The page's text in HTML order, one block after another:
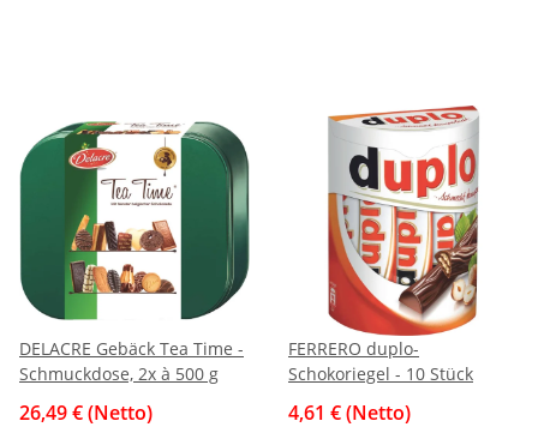
DELACRE Gebäck Tea Time -
Schmuckdose, 2x à 500 g
26,49 € (Netto)
FERRERO duplo-
Schokoriegel - 10 Stück
4,61 € (Netto)